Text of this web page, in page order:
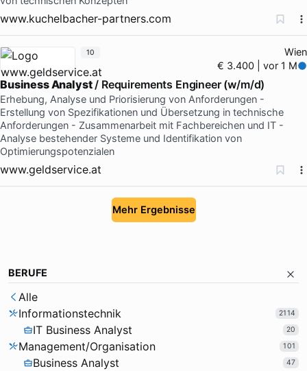
www.kuchelbacher-partners.com
Wien
€ 3.400 | vor 1 M
Business Analyst/ Requirements Engineer (w/m/d)
Erhebung, Analyse und Priorisierung von Anforderungen -
Erstellung von Spezifikationen und Übersetzung in technische
Anforderungen - Zusammenarbeit mit Fachbereichen und IT -
Analyse bestehender Systeme und Identifikation von
Optimierungspotenzialen
www.geldservice.at
10
Mehr Ergebnisse
BERUFE
Alle
Informationstechnik
2114
IT Business Analyst 20
Management/Organisation 101
Business Analyst 47